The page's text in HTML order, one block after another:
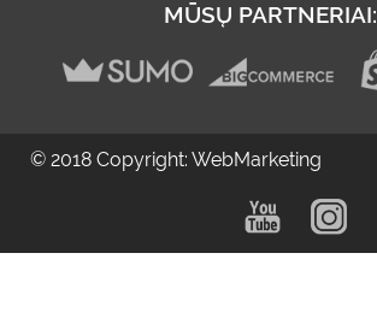
MŪSŲ PARTNERIAI:
© 2018 Copyright: WebMarketing